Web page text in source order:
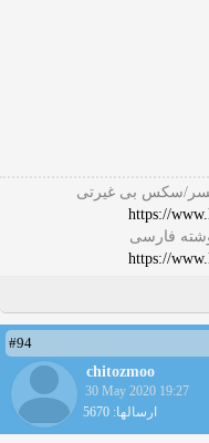
سکس بی غیرتی
https://
فارسی
https://
#94
chitozmoo
30 May 2020 19:27
ارسالها: 5670